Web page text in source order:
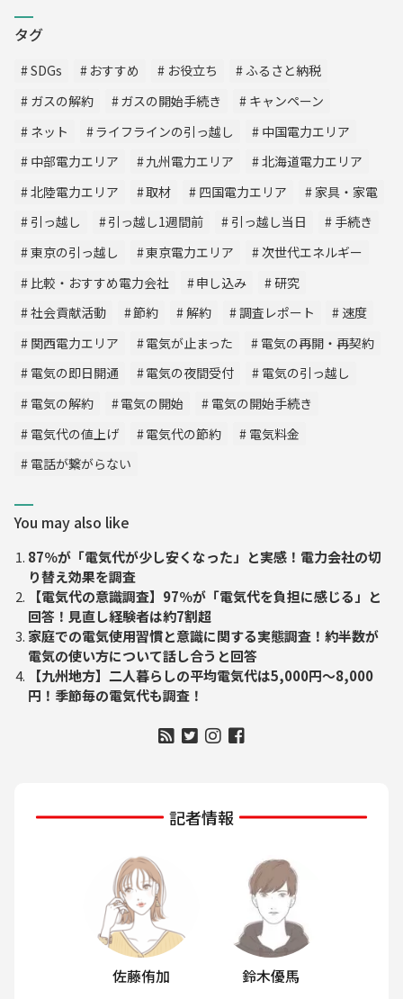
タグ
SDGs おすすめ お役立ち
ふるさと納税
ガスの解約
ガスの開始手続き
キャンペーン
ネット
ライフラインの引っ越し
中国電力エリア
中部電力エリア
九州電力エリア
北海道電力エリア
北陸電力エリア
取材 四国電力エリア
家具・家電
引っ越し
引っ越し1週間前 引っ越し当日
手続き
東京の引っ越し
東京電力エリア
次世代エネルギー
比較・おすすめ電力会社
申し込み
研究
社会貢献活動
節約 解約 調査レポート
速度
関西電力エリア
電気が止まった
電気の再開・再契約
電気の即日開通
電気の夜間受付
電気の引っ越し
電気の解約
電気の開始
電気の開始手続き
電気代の値上げ
電気代の節約
電気料金
電話が繋がらない
You may also like
87％が「電気代が少し安くなった」と実感！電力会社の切
り替え効果を調査
【電気代の意識調査】97％が「電気代を負担に感じる」と
回答！見直し経験者は約7割超
家庭での電気使用習慣と意識に関する実態調査！約半数が
電気の使い方について話し合うと回答
【九州地方】二人暮らしの平均電気代は5,000円〜8,000
円！季節毎の電気代も調査！
記者情報
佐藤侑加 鈴木優馬